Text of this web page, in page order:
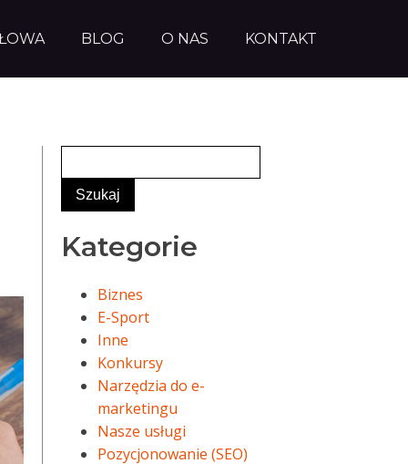
BLOG O NAS KONTAKT
Kategorie
Biznes
E-Sport
Inne
Konkursy
Narzędzia do e-
marketingu
Nasze usługi
Pozycjonowanie (SEO)